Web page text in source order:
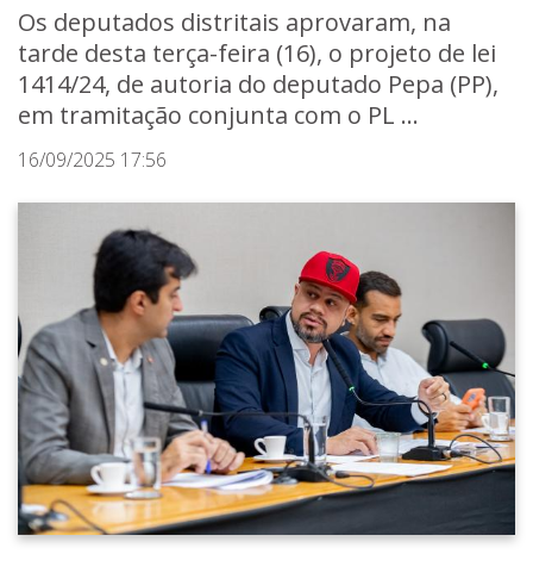
Os deputados distritais aprovaram, na
tarde desta terça-feira (16), o projeto de lei
1414/24, de autoria do deputado Pepa (PP),
em tramitação conjunta com o PL ...
16/09/2025 17:56